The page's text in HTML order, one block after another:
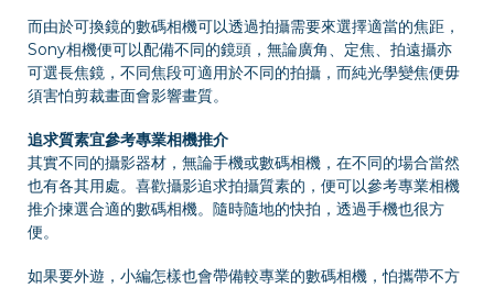
而由於可換鏡的數碼相機可以透過拍攝需要來選擇適當的焦距，
Sony相機便可以配備不同的鏡頭，無論廣角、定焦、拍遠攝亦
可選長焦鏡，不同焦段可適用於不同的拍攝，而純光學變焦便毋
須害怕剪裁畫面會影響畫質。
追求質素宜參考專業相機推介
其實不同的攝影器材，無論手機或數碼相機，在不同的場合當然
也有各其用處。喜歡攝影追求拍攝質素的，便可以參考專業相機
推介揀選合適的數碼相機。隨時隨地的快拍，透過手機也很方
便。
如果要外遊，小編怎樣也會帶備較專業的數碼相機，怕攜帶不方